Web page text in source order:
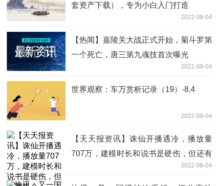
套资产下载），专为小白入门打造
2022-08-04
【热闻】嘉陵关大战正式开始，菊斗罗第
一个死亡，唐三第九魂技首次曝光
2022-08-04
世界观察：车万赏析记录（19）-8.4
2022-08-04
【天天报资讯】诛仙开播遇冷，播放量
707万，建模时长和说书是硬伤，但还有
2022-08-04